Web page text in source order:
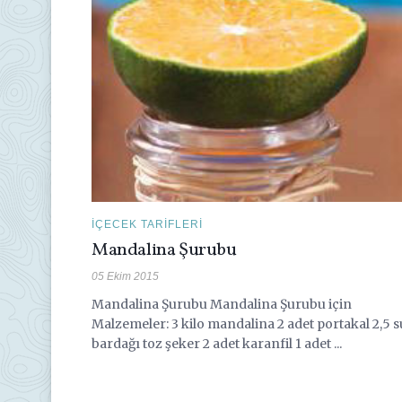
İÇECEK TARIFLERI
Mandalina Şurubu
05 Ekim 2015
Mandalina Şurubu Mandalina Şurubu için
Malzemeler: 3 kilo mandalina 2 adet portakal 2,5
bardağı toz şeker 2 adet karanfil 1 adet ...